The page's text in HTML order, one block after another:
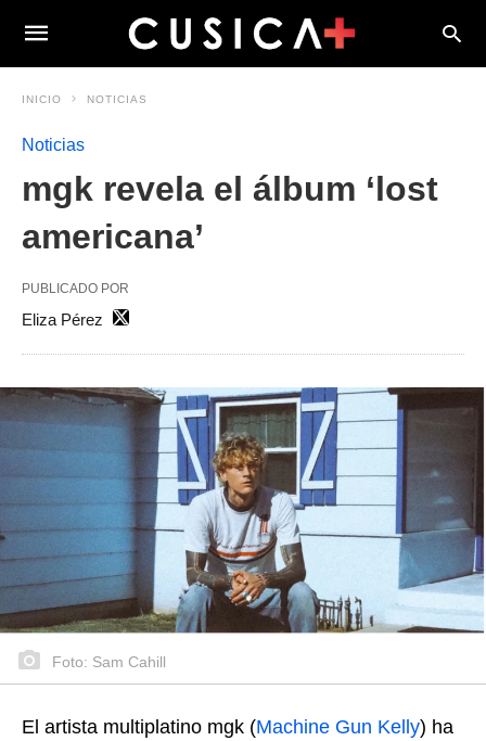
INICIO NOTICIAS
Noticias
mgk revela el álbum ‘lost
americana’
PUBLICADO POR
Eliza Pérez
Foto: Sam Cahill
El artista multiplatino mgk (Machine Gun Kelly) ha